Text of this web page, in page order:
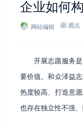
企业如何
网站编辑 观点
开展志愿服务
要价值。和众泽益
热度较高、打造意
也存在独立性不强